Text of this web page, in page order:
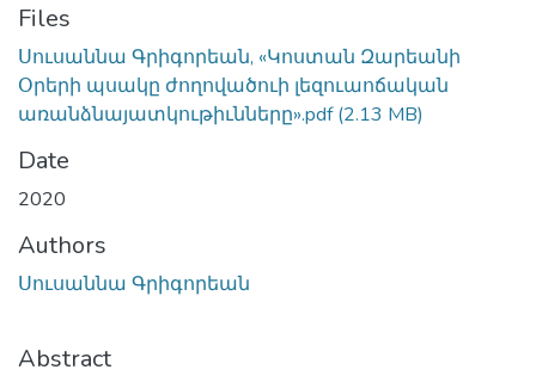
Files
Սուսաննա Գրիգորեան, «Կոստան Զարեանի
Օրերի պսակը ժողովածուի լեզուաոճական
առանձնայատկութիւնները».pdf(2.13 MB)
Date
2020
Authors
Սուսաննա Գրիգորեան
Abstract